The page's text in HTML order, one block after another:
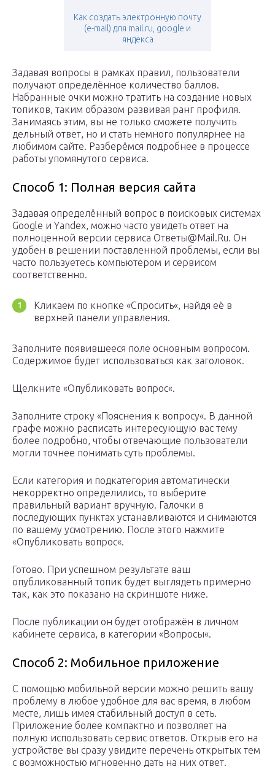
Как создать электронную почту
(e-mail) для mail.ru, google и
яндекса
Задавая вопросы в рамках правил, пользователи
получают определённое количество баллов.
Набранные очки можно тратить на создание новых
топиков, таким образом развивая ранг профиля.
Занимаясь этим, вы не только сможете получить
дельный ответ, но и стать немного популярнее на
любимом сайте. Разберёмся подробнее в процессе
работы упомянутого сервиса.
Способ 1: Полная версия сайта
Задавая определённый вопрос в поисковых системах
Google и Yandex, можно часто увидеть ответ на
полноценной версии сервиса Ответы@Mail.Ru. Он
удобен в решении поставленной проблемы, если вы
часто пользуетесь компьютером и сервисом
соответственно.
Кликаем по кнопке «Спросить«, найдя её в
верхней панели управления.
Заполните появившееся поле основным вопросом.
Содержимое будет использоваться как заголовок.
Щелкните «Опубликовать вопрос«.
Заполните строку «Пояснения к вопросу«. В данной
графе можно расписать интересующую вас тему
более подробно, чтобы отвечающие пользователи
могли точнее понимать суть проблемы.
Если категория и подкатегория автоматически
некорректно определились, то выберите
правильный вариант вручную. Галочки в
последующих пунктах устанавливаются и снимаются
по вашему усмотрению. После этого нажмите
«Опубликовать вопрос«.
Готово. При успешном результате ваш
опубликованный топик будет выглядеть примерно
так, как это показано на скриншоте ниже.
После публикации он будет отображён в личном
кабинете сервиса, в категории «Вопросы«.
Способ 2: Мобильное приложение
С помощью мобильной версии можно решить вашу
проблему в любое удобное для вас время, в любом
месте, лишь имея стабильный доступ в сеть.
Приложение более компактно и позволяет на
полную использовать сервис ответов. Открыв его на
устройстве вы сразу увидите перечень открытых тем
с возможностью мгновенно дать на них ответ.